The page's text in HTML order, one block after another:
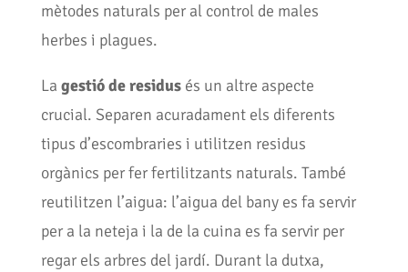
mètodes naturals per al control de males
herbes i plagues.
La gestió de residusés un altre aspecte
crucial. Separen acuradament els diferents
tipus d’escombraries i utilitzen residus
orgànics per fer fertilitzants naturals. També
reutilitzen l’aigua: l’aigua del bany es fa servir
per a la neteja i la de la cuina es fa servir per
regar els arbres del jardí. Durant la dutxa,